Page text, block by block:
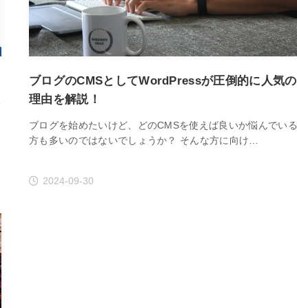
ブログのCMSとしてWordPressが圧倒的に人気の
理由を解説！
ブログを始めたいけど、どのCMSを使えば良いか悩んでいる
方も多いのではないでしょうか？ そんな方に向け…
2024-09-30